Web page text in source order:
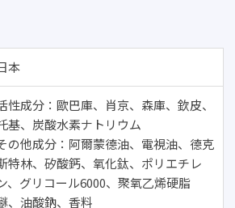
本
性成分：歐巴庫、肖京、森庫、欽皮、
基、 炭酸水素ナトリウム
の他成分：阿爾蒙德油、電視油、德克
特林、矽酸鈣、氧化鈦、 ポリエチレ
、 グリコール6000、聚氧乙烯硬脂
、油酸鈉、香料